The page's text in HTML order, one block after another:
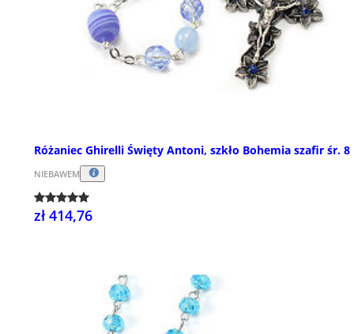
Różaniec Ghirelli Święty Antoni, szkło Bohemia szafir śr.
NIEBAWEM
zł 414,76